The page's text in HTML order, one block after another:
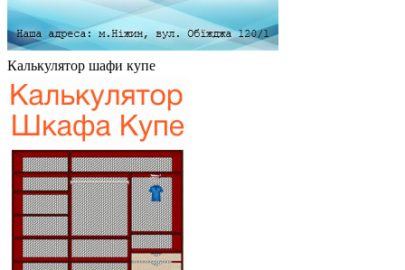
Калькулятор шафи купе